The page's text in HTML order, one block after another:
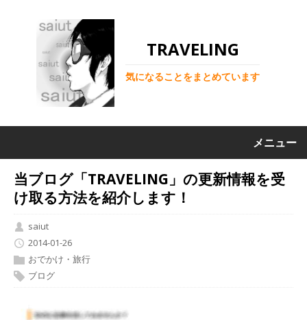
TRAVELING
気になることをまとめています
メニュー
当ブログ「TRAVELING」の更新情報を受
け取る方法を紹介します！
saiut
2014-01-26
おでかけ・旅行
ブログ